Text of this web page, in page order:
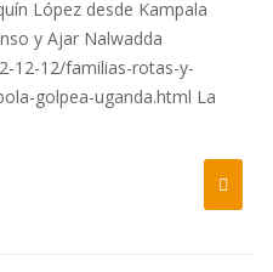
López desde Kampala
y Ajar Nalwadda
12-12/familias-rotas-y-
golpea-uganda.html La